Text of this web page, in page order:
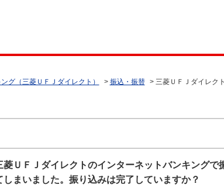
グ（三菱ＵＦＪダイレクト） > 振込・振替 > 三菱ＵＦＪダイレク
菱ＵＦＪダイレクトのインターネットバンキング
しまいました。振り込みは完了していますか？